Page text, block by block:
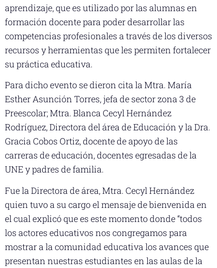
aprendizaje, que es utilizado por las alumnas en
formación docente para poder desarrollar las
competencias profesionales a través de los diversos
recursos y herramientas que les permiten fortalecer
su práctica educativa.
Para dicho evento se dieron cita la Mtra. María
Esther Asunción Torres, jefa de sector zona 3 de
Preescolar; Mtra. Blanca Cecyl Hernández
Rodríguez, Directora del área de Educación y la Dra.
Gracia Cobos Ortiz, docente de apoyo de las
carreras de educación, docentes egresadas de la
UNE y padres de familia.
Fue la Directora de área, Mtra. Cecyl Hernández
quien tuvo a su cargo el mensaje de bienvenida en
el cual explicó que es este momento donde “todos
los actores educativos nos congregamos para
mostrar a la comunidad educativa los avances que
presentan nuestras estudiantes en las aulas de la